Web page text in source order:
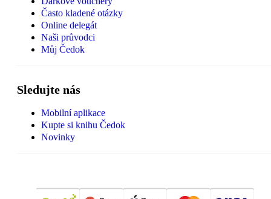
Často kladené otázky
Online delegát
Naši průvodci
Můj Čedok
Sledujte nás
Mobilní aplikace
Kupte si knihu Čedok
Novinky